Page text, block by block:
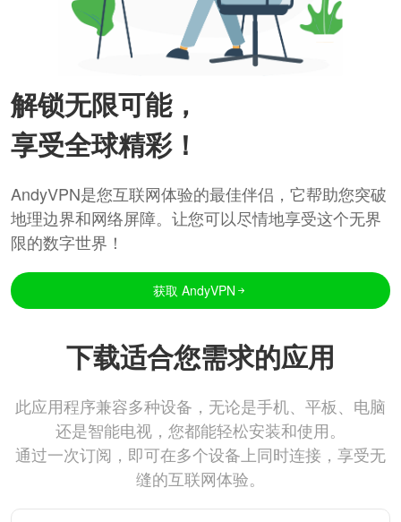
解锁无限可能，
享受全球精彩！
AndyVPN是您互联网体验的最佳伴侣，它帮助您突破
地理边界和网络屏障。让您可以尽情地享受这个无界
限的数字世界！
获取 AndyVPN
下载适合您需求的应用
此应用程序兼容多种设备，无论是手机、平板、电脑
还是智能电视，您都能轻松安装和使用。
通过一次订阅，即可在多个设备上同时连接，享受无
缝的互联网体验。